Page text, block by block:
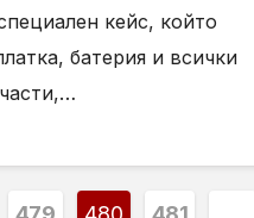
кейс, който
батерия и всички